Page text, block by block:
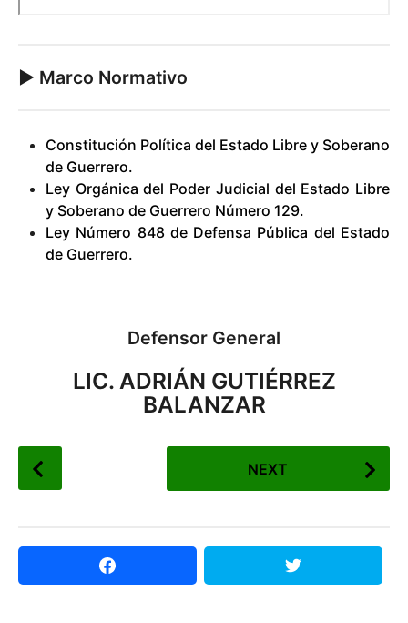
► Marco Normativo
Constitución Política del Estado Libre y Soberano
de Guerrero.
Ley Orgánica del Poder Judicial del Estado Libre
y Soberano de Guerrero Número 129.
Ley Número 848 de Defensa Pública del Estado
de Guerrero.
Defensor General
LIC. ADRIÁN GUTIÉRREZ
BALANZAR
o
P
a
NEXT